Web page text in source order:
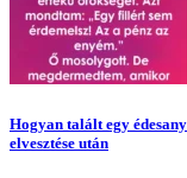
Hogyan talált egy
elvesztése után